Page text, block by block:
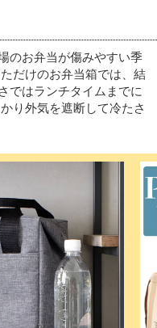
のお弁当が傷みやすい季
だけのお弁当箱では、結
ではランチタイムまでに
かり外気を遮断して冷たさ